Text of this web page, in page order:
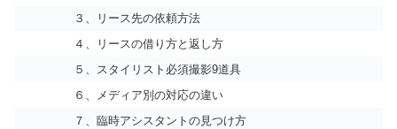
３、リース先の依頼方法
４、リースの借り方と返し方
５、スタイリスト必須撮影9道具
６、メディア別の対応の違い
７、臨時アシスタントの見つけ方